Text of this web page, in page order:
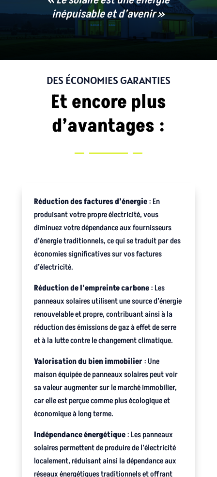
inépuisable et d’avenir »
DES ÉCONOMIES GARANTIES
Et encore plus
d’avantages :
Réduction des factures d’énergie: En
produisant votre propre électricité, vous
diminuez votre dépendance aux fournisseurs
d’énergie traditionnels, ce qui se traduit par des
économies significatives sur vos factures
d’électricité.
Réduction de l’empreinte carbone: Les
panneaux solaires utilisent une source d’énergie
renouvelable et propre, contribuant ainsi à la
réduction des émissions de gaz à effet de serre
et à la lutte contre le changement climatique.
Valorisation du bien immobilier: Une
maison équipée de panneaux solaires peut voir
sa valeur augmenter sur le marché immobilier,
car elle est perçue comme plus écologique et
économique à long terme.
Indépendance énergétique: Les panneaux
solaires permettent de produire de l’électricité
localement, réduisant ainsi la dépendance aux
réseaux énergétiques traditionnels et offrant